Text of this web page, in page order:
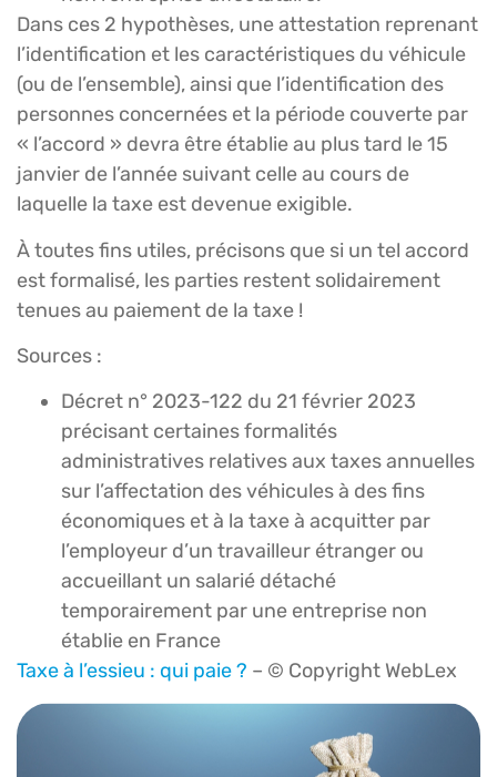
Dans ces 2 hypothèses, une attestation reprenant
l’identification et les caractéristiques du véhicule
(ou de l’ensemble), ainsi que l’identification des
personnes concernées et la période couverte par
« l’accord » devra être établie au plus tard le 15
janvier de l’année suivant celle au cours de
laquelle la taxe est devenue exigible.
À toutes fins utiles, précisons que si un tel accord
est formalisé, les parties restent solidairement
tenues au paiement de la taxe !
Sources :
Décret n° 2023-122 du 21 février 2023
précisant certaines formalités
administratives relatives aux taxes annuelles
sur l’affectation des véhicules à des fins
économiques et à la taxe à acquitter par
l’employeur d’un travailleur étranger ou
accueillant un salarié détaché
temporairement par une entreprise non
établie en France
Taxe à l’essieu : qui paie ? – © Copyright WebLex